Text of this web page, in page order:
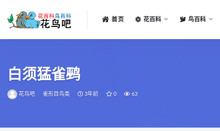
首页 花百科 鸟百科
白须猛雀鹀
花鸟吧 雀形目鸟类 3年前 0 63